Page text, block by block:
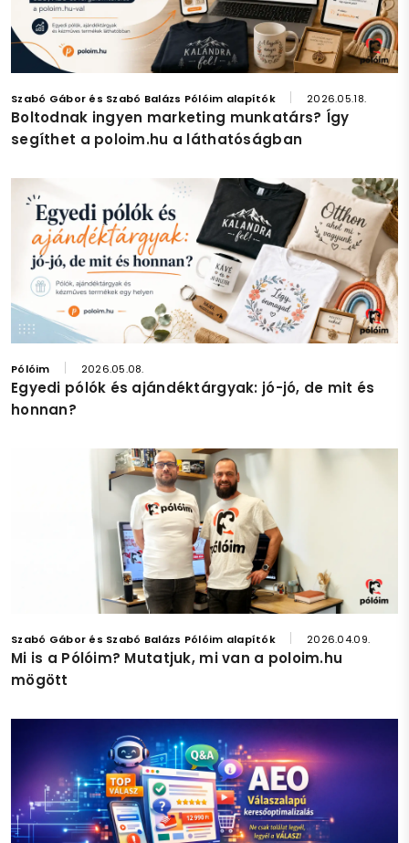
Szabó Gábor és Szabó Balázs Pólóim alapítók 2026.05.18.
Boltodnak ingyen marketing munkatárs? Így
segíthet a poloim.hu a láthatóságban
Pólóim 2026.05.08.
Egyedi pólók és ajándéktárgyak: jó-jó, de mit és
honnan?
Szabó Gábor és Szabó Balázs Pólóim alapítók 2026.04.09.
Mi is a Pólóim? Mutatjuk, mi van a poloim.hu
mögött